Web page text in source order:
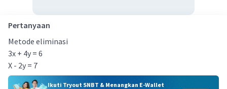
Pertanyaan
Metode eliminasi
3x + 4y = 6
X - 2y = 7
Ikuti Tryout SNBT & Menangkan E-Wallet